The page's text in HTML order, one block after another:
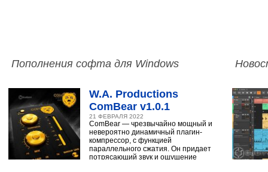
Пополнения софта для Windows
W.A. Productions
ComBear v1.0.1
21 ФЕВРАЛЯ 2022
ComBear — чрезвычайно мощный и
невероятно динамичный плагин-
компрессор, с функцией
параллельного сжатия. Он придает
потрясающий звук и ощущение